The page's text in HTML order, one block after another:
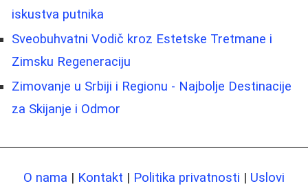
iskustva putnika
Sveobuhvatni Vodič kroz Estetske Tretmane i
Zimsku Regeneraciju
Zimovanje u Srbiji i Regionu - Najbolje Destinacije
za Skijanje i Odmor
O nama | Kontakt | Politika privatnosti | Uslovi